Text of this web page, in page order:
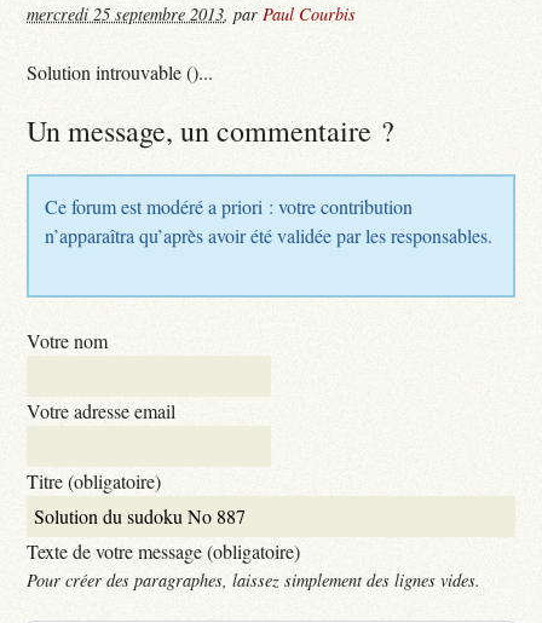
mercredi 25 septembre 2013,parPaul Courbis
Solution introuvable ()...
Un message, un commentaire ?
Ce forum est modéré a priori : votre contribution
n’apparaîtra qu’après avoir été validée par les responsables.
Votre nom
Votre adresse email
Titre (obligatoire)
Texte de votre message (obligatoire)
Pour créer des paragraphes, laissez simplement des lignes vides.